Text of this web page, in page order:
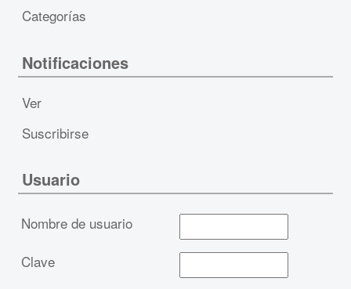
Categorías
Notificaciones
Ver
Suscribirse
Usuario
Nombre de usuario
Clave